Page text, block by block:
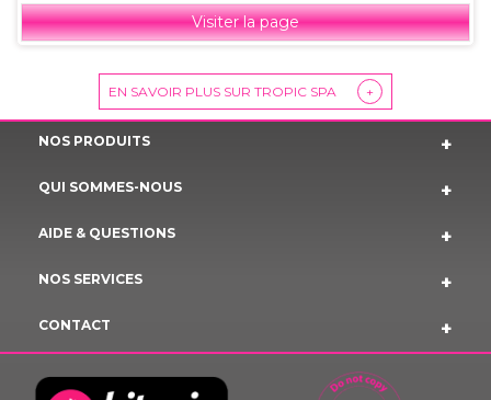
Visiter la page
EN SAVOIR PLUS SUR TROPIC SPA +
NOS PRODUITS
QUI SOMMES-NOUS
AIDE & QUESTIONS
NOS SERVICES
CONTACT